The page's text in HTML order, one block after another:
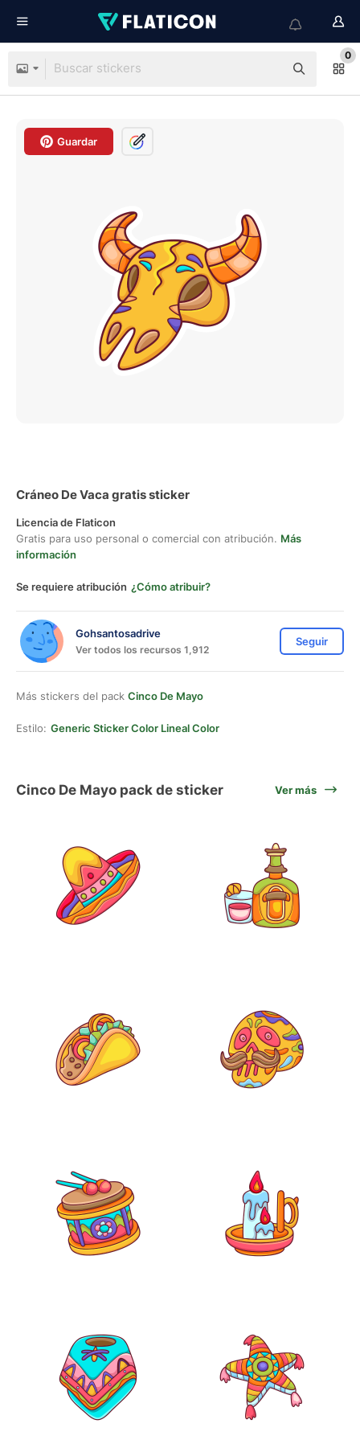
0
Guardar
Cráneo De Vaca gratis sticker
Licencia de Flaticon
Gratis para uso personal o comercial con atribución. Más
información
Se requiere atribución ¿Cómo atribuir?
Gohsantosadrive
Ver todos los recursos 1,912
Seguir
Más stickers del pack Cinco De Mayo
Estilo: Generic Sticker Color Lineal Color
Cinco De Mayo pack de sticker Ver más